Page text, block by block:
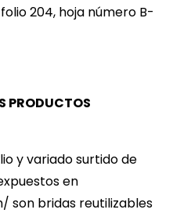
204, hoja número B-
PRODUCTOS
y variado surtido de
en
son bridas reutilizables